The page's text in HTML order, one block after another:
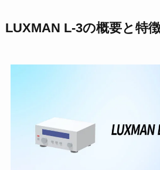
LUXMAN L-3の概要と特